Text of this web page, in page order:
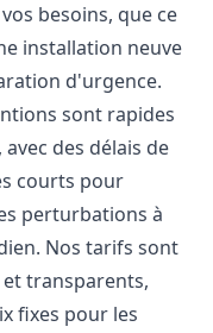
besoins, que ce
installation neuve
d'urgence.
sont rapides
avec des délais de
courts pour
perturbations à
Nos tarifs sont
transparents,
fixes pour les